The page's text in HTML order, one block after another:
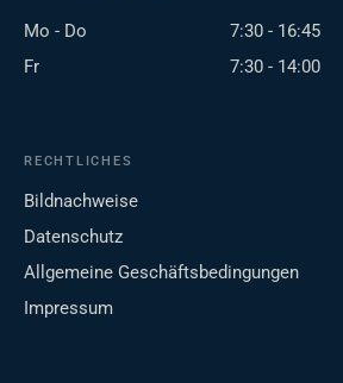
Mo - Do
7:30 - 16:45
Fr
7:30 - 14:00
RECHTLICHES
Bildnachweise
Datenschutz
Allgemeine Geschäftsbedingungen
Impressum